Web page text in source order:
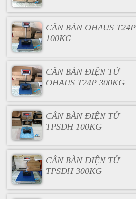
CÂN BÀN OHAUS T24P
100KG
CÂN BÀN ĐIỆN TỬ
OHAUS T24P 300KG
CÂN BÀN ĐIỆN TỬ
TPSDH 100KG
CÂN BÀN ĐIỆN TỬ
TPSDH 300KG